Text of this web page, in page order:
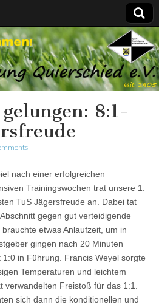
8:1-
nach einer erfolgreichen
Trainingswochen trat unsere 1.
TuS Jägersfreude an. Dabei tat
gegen gut verteidigende
etwas Anlaufzeit, um in
gingen nach 20 Minuten
in Führung. Francis Weyel sorgte
Temperaturen und leichtem
verwandelten Freistoß für das 1:1.
sich dann die konditionellen und